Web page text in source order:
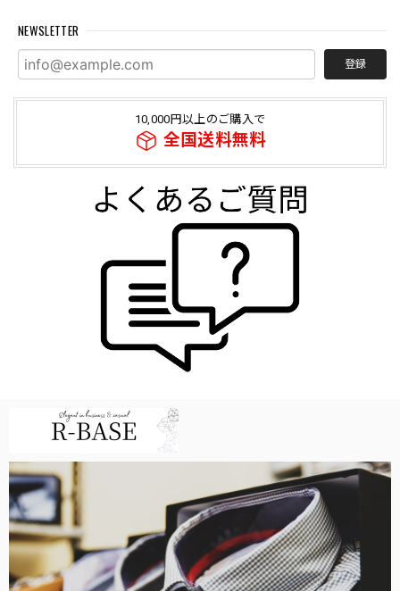
NEWSLETTER
登録
10,000円以上のご購入で
全国送料無料